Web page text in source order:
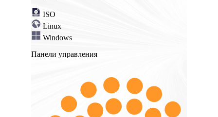
ISO
Linux
Windows
Панели управления